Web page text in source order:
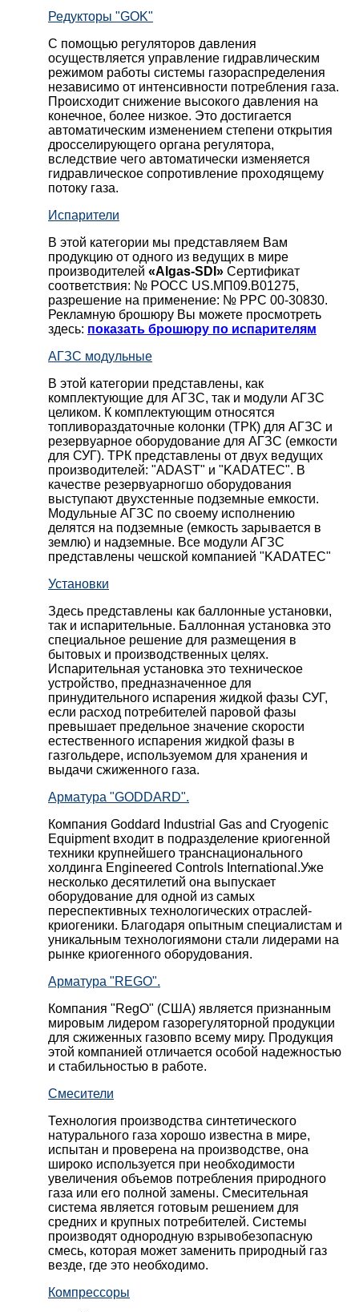
Редукторы "GOK"
С помощью регуляторов давления
осуществляется управление гидравлическим
режимом работы системы газораспределения
независимо от интенсивности потребления газа.
Происходит снижение высокого давления на
конечное, более низкое. Это достигается
автоматическим изменением степени открытия
дросселирующего органа регулятора,
вследствие чего автоматически изменяется
гидравлическое сопротивление проходящему
потоку газа.
Испарители
В этой категории мы представляем Вам
продукцию от одного из ведущих в мире
производителей «Algas-SDI» Сертификат
соответствия: № РОСС US.МП09.В01275,
разрешение на применение: № РРС 00-30830.
Рекламную брошюру Вы можете просмотреть
здесь: показать брошюру по испарителям
АГЗС модульные
В этой категории представлены, как
комплектующие для АГЗС, так и модули АГЗС
целиком. К комплектующим относятся
топливораздаточные колонки (ТРК) для АГЗС и
резервуарное оборудование для АГЗС (емкости
для СУГ). ТРК представлены от двух ведущих
производителей: "ADAST" и "KADATEC". В
качестве резервуарногшо оборудования
выступают двухстенные подземные емкости.
Модульные АГЗС по своему исполнению
делятся на подземные (емкость зарывается в
землю) и надземные. Все модули АГЗС
представлены чешской компанией "KADATEC"
Установки
Здесь представлены как баллонные установки,
так и испарительные. Баллонная установка это
специальное решение для размещения в
бытовых и производственных целях.
Испарительная установка это техническое
устройство, предназначенное для
принудительного испарения жидкой фазы СУГ,
если расход потребителей паровой фазы
превышает предельное значение скорости
естественного испарения жидкой фазы в
газгольдере, используемом для хранения и
выдачи сжиженного газа.
Арматура "GODDARD".
Компания Goddard Industrial Gas and Cryogenic
Equipment входит в подразделение криогенной
техники крупнейшего транснационального
холдинга Engineered Controls International.Уже
несколько десятилетий она выпускает
оборудование для одной из самых
переспективных технологических отраслей-
криогеники. Благодаря опытным специалистам и
уникальным технологиямони стали лидерами на
рынке криогенного оборудования.
Арматура "REGO".
Компания "RegO" (США) является признанным
мировым лидером газорегуляторной продукции
для сжиженных газовпо всему миру. Продукция
этой компанией отличается особой надежностью
и стабильностью в работе.
Смесители
Технология производства синтетического
натурального газа хорошо известна в мире,
испытан и проверена на производстве, она
широко используется при необходимости
увеличения объемов потребления природного
газа или его полной замены. Смесительная
система является готовым решением для
средних и крупных потребителей. Системы
производят однородную взрывобезопасную
смесь, которая может заменить природный газ
везде, где это необходимо.
Компрессоры